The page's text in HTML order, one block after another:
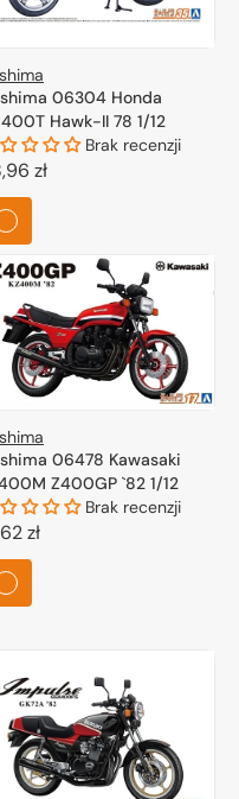
06304 Honda
Hawk-II 78 1/12
Brak recenzji
zł
06478 Kawasaki
Z400GP `82 1/12
Brak recenzji
zł